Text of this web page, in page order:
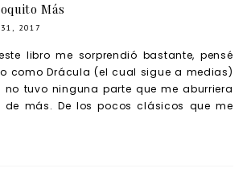
Más
2017
libro me sorprendió bastante, pensé
como Drácula (el cual sigue a medias)
tuvo ninguna parte que me aburriera
de más. De los pocos clásicos que me